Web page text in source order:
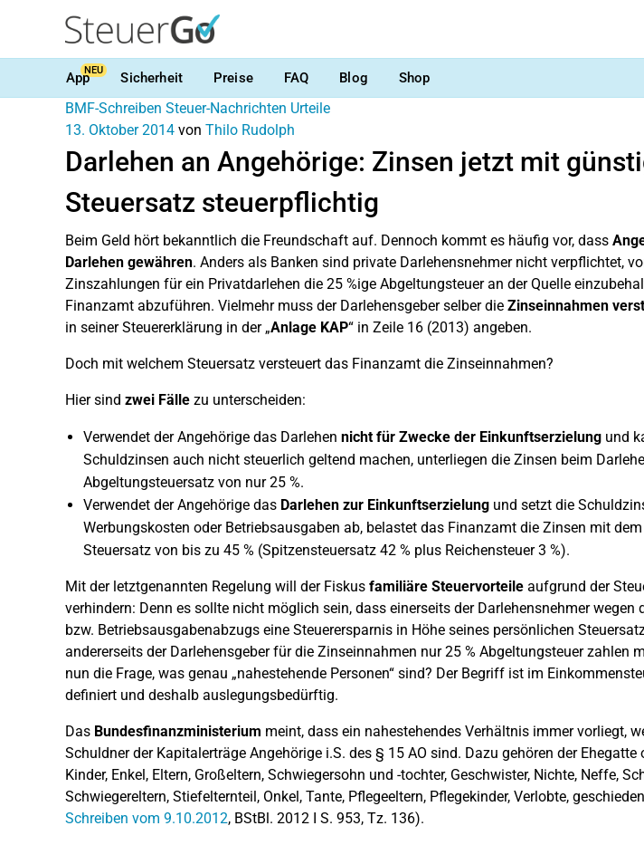
AppNEU Sicherheit Preise FAQ Blog Shop
BMF-Schreiben Steuer-Nachrichten Urteile
13. Oktober 2014 von Thilo Rudolph
Darlehen an Angehörige: Zinsen jetzt mit
Steuersatz steuerpflichtig
Beim Geld hört bekanntlich die Freundschaft auf. Dennoch kommt es häufig vor, dass
Darlehen gewähren. Anders als Banken sind private Darlehensnehmer nicht verpflichtet,
Zinszahlungen für ein Privatdarlehen die 25 %ige Abgeltungsteuer an der Quelle
Finanzamt abzuführen. Vielmehr muss der Darlehensgeber selber die Zinseinnahmen
in seiner Steuererklärung in der „Anlage KAP“ in Zeile 16 (2013) angeben.
Doch mit welchem Steuersatz versteuert das Finanzamt die Zinseinnahmen?
Hier sind zwei Fälle zu unterscheiden:
Verwendet der Angehörige das Darlehen nicht für Zwecke der Einkunftserzielung und
Schuldzinsen auch nicht steuerlich geltend machen, unterliegen die Zinsen beim
Abgeltungsteuersatz von nur 25 %.
Verwendet der Angehörige das Darlehen zur Einkunftserzielung und setzt die
Werbungskosten oder Betriebsausgaben ab, belastet das Finanzamt die Zinsen mit
Steuersatz von bis zu 45 % (Spitzensteuersatz 42 % plus Reichensteuer 3 %).
Mit der letztgenannten Regelung will der Fiskus familiäre Steuervorteile aufgrund der
verhindern: Denn es sollte nicht möglich sein, dass einerseits der Darlehensnehmer wegen
bzw. Betriebsausgabenabzugs eine Steuerersparnis in Höhe seines persönlichen
andererseits der Darlehensgeber für die Zinseinnahmen nur 25 % Abgeltungsteuer zahlen
nun die Frage, was genau „nahestehende Personen“ sind? Der Begriff ist im
definiert und deshalb auslegungsbedürftig.
Das Bundesfinanzministerium meint, dass ein nahestehendes Verhältnis immer vorliegt,
Schuldner der Kapitalerträge Angehörige i.S. des § 15 AO sind. Dazu gehören der Ehegatte
Kinder, Enkel, Eltern, Großeltern, Schwiegersohn und -tochter, Geschwister, Nichte, Neffe,
Schwiegereltern, Stiefelternteil, Onkel, Tante, Pflegeeltern, Pflegekinder, Verlobte,
Schreiben vom 9.10.2012, BStBl. 2012 I S. 953, Tz. 136).